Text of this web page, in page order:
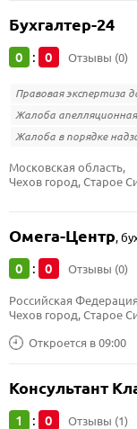
Бухгалтер-24
0 : 0 Отзывы (0)
Правовая экспертиза
Жалоба апелляционная
Жалоба в порядке
Московская область,
Чехов город, Старое
Омега-Центр,
0 : 0 Отзывы (0)
Откроется в 09:00
Российская
Чехов город, Старое
Консультант
1 : 0 Отзывы (1)